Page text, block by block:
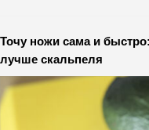
Точу ножи сама и
лучше скальпеля